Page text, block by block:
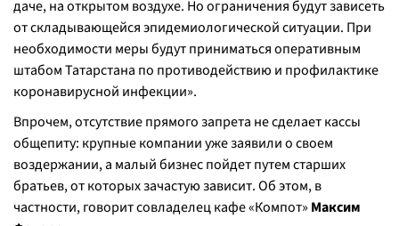
даче, на открытом воздухе. Но ограничения будут зависеть
от складывающейся эпидемиологической ситуации. При
необходимости меры будут приниматься оперативным
штабом Татарстана по противодействию и профилактике
коронавирусной инфекции».
Впрочем, отсутствие прямого запрета не сделает кассы
общепиту: крупные компании уже заявили о своем
воздержании, а малый бизнес пойдет путем старших
братьев, от которых зачастую зависит. Об этом, в
частности, говорит совладелец кафе «Компот» Максим